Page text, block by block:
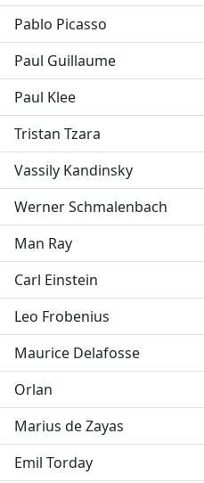
Pablo Picasso
Paul Guillaume
Paul Klee
Tristan Tzara
Vassily Kandinsky
Werner Schmalenbach
Man Ray
Carl Einstein
Leo Frobenius
Maurice Delafosse
Orlan
Marius de Zayas
Emil Torday